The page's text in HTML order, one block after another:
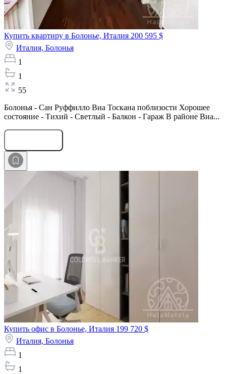
Купить квартиру в Болонье, Италия 200 595 $
Италия, Болонья
1
1
55
Болонья - Сан Руффилло Виа Тоскана поблизости Хорошее
состояние - Тихий - Светлый - Балкон - Гараж В районе Виа...
Купить офис в Болонье, Италия 199 720 $
Италия, Болонья
1
1